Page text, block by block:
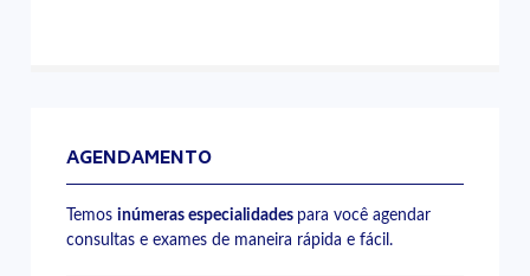
AGENDAMENTO
Temosinúmeras especialidades para você agendar
consultas e exames de maneira rápida e fácil.